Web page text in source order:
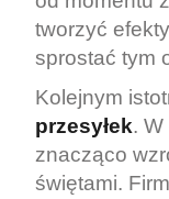
tworzyć
sprostać tym
Kolejnym
przesyłek.
znacząco
świętami.